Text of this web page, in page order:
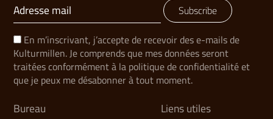
Subscribe
En m’inscrivant, j’accepte de recevoir des e-mails de
Kulturmillen. Je comprends que mes données seront
traitées conformément à la politique de confidentialité et
que je peux me désabonner à tout moment.
Bureau Liens utiles